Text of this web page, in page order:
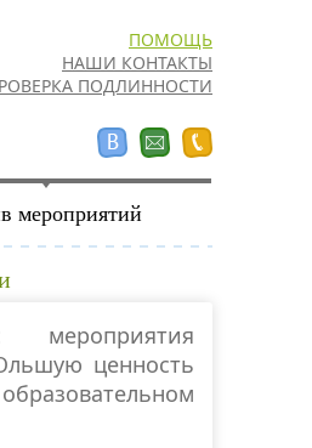
ПОМОЩЬ
НАШИ КОНТАКТЫ
ПОДЛИННОСТИ
мероприятий
мероприятия
ценность